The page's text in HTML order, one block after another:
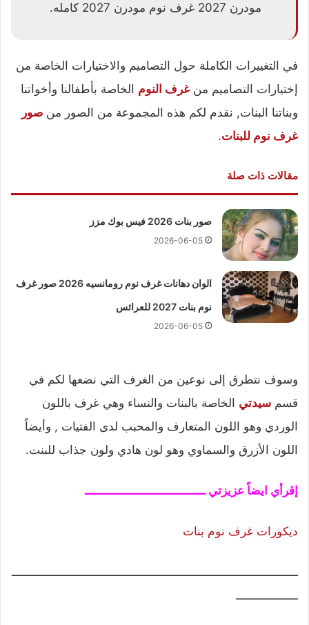
مودرن 2027 غرف نوم مودرن 2027 كامله.
في التغييرات الكاملة حول التصاميم والاختيارات الخاصة من
إختيارات التصاميم منغرف النوم الخاصة بأطفالنا وأخواتنا
وبناتنا البنات, نقدم لكم هذه المجموعة من الصور من صور
غرف نوم للبنات.
مقالات ذات صلة
صور بنات 2026 فيس بوك مزز
2026-06-05
الوان دهانات غرف نوم رومانسيه 2026 صور غرف
نوم بنات 2027 للعرائس
2026-06-05
وسوف نتطرق إلى نوعين من الغرف التي نضعها لكم في
قسم سيدتي الخاصة بالبنات والنساء وهي غرف باللون
الوردي وهو اللون المتعارف والمحبب لدى الفتيات , وأيضاً
اللون الأزرق والسماوي وهو لون هادي ولون جذاب للبنت.
إقرأي ايضاً عزيزتي ـــــــــــــــــــــــــــــــــــ
ديكورات غرف نوم بنات
ـــــــــــــــــــــــــــــــــــــــــــــــــــــــــــــــــــــــــــــــــــ
ــــــــــــــــــ